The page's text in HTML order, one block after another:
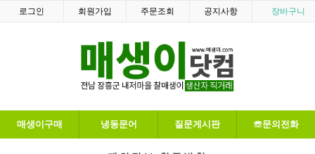
로그인 회원가입 주문조회 공지사항 장바구니
매생이구매 냉동문어 질문게시판 ☏문의전화